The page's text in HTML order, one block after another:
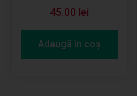
45.00 lei
Adaugă în coș